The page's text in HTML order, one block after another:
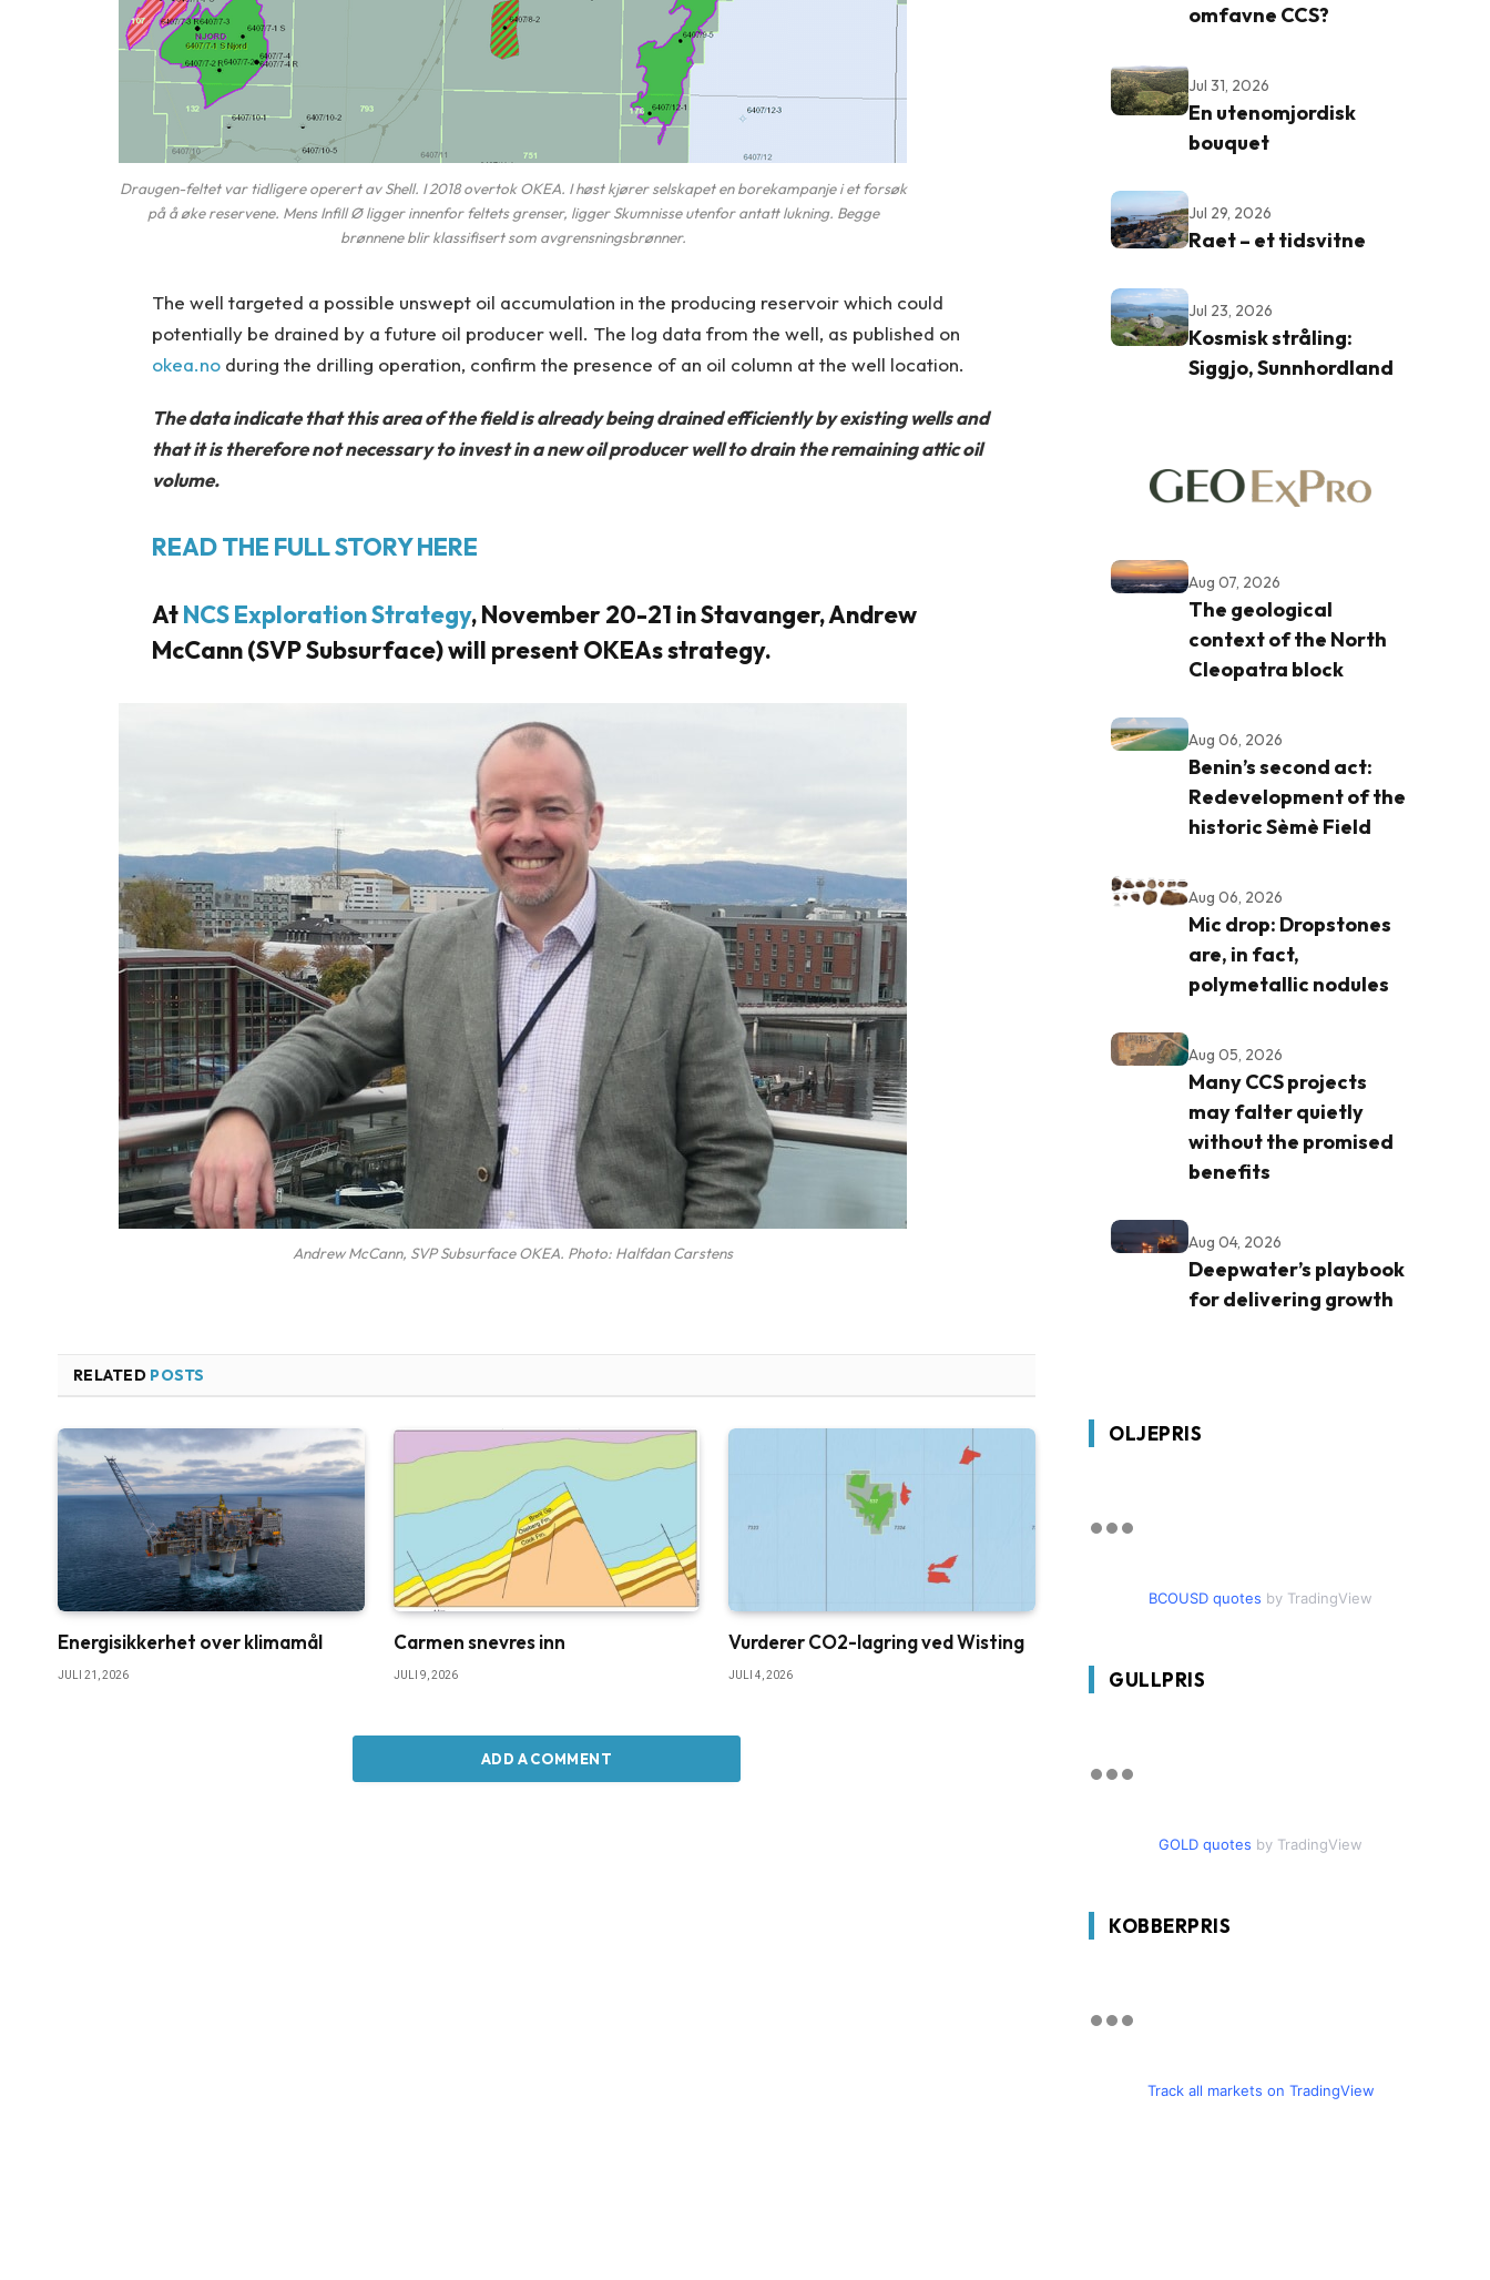
Draugen-feltet var tidligere operert av Shell. I 2018 overtok OKEA. I høst kjører selskapet en borekampanje i et forsøk
på å øke reservene. Mens Infill Ø ligger innenfor feltets grenser, ligger Skumnisse utenfor antatt lukning. Begge
brønnene blir klassifisert som avgrensningsbrønner.
The well targeted a possible unswept oil accumulation in the producing reservoir which could
potentially be drained by a future oil producer well. The log data from the well, as published on
okea.noduring the drilling operation, confirm the presence of an oil column at the well location.
The data indicate that this area of the field is already being drained efficiently by existing wells and
that it is therefore not necessary to invest in a new oil producer well to drain the remaining attic oil
volume.
READ THE FULL STORY HERE
AtNCS Exploration Strategy, November 20-21 in Stavanger,Andrew
McCann (SVP Subsurface)will present OKEAs strategy.
Andrew McCann, SVP Subsurface OKEA. Photo: Halfdan Carstens
RELATED POSTS
Energisikkerhet over klimamål
JULI 21, 2026
Carmen snevres inn
JULI 9, 2026
Vurderer CO2-lagring ved Wisting
JULI 4, 2026
ADD A COMMENT
omfavne CCS?
Jul 31, 2026
En utenomjordisk
bouquet
Jul 29, 2026
Raet – et tidsvitne
Jul 23, 2026
Kosmisk stråling:
Siggjo, Sunnhordland
Aug 07, 2026
The geological
context of the North
Cleopatra block
Aug 06, 2026
Benin’s second act:
Redevelopment of the
historic Sèmè Field
Aug 06, 2026
Mic drop: Dropstones
are, in fact,
polymetallic nodules
Aug 05, 2026
Many CCS projects
may falter quietly
without the promised
benefits
Aug 04, 2026
Deepwater’s playbook
for delivering growth
OLJEPRIS
BCOUSD quotes by TradingView
GULLPRIS
GOLD quotes by TradingView
KOBBERPRIS
Track all markets on TradingView